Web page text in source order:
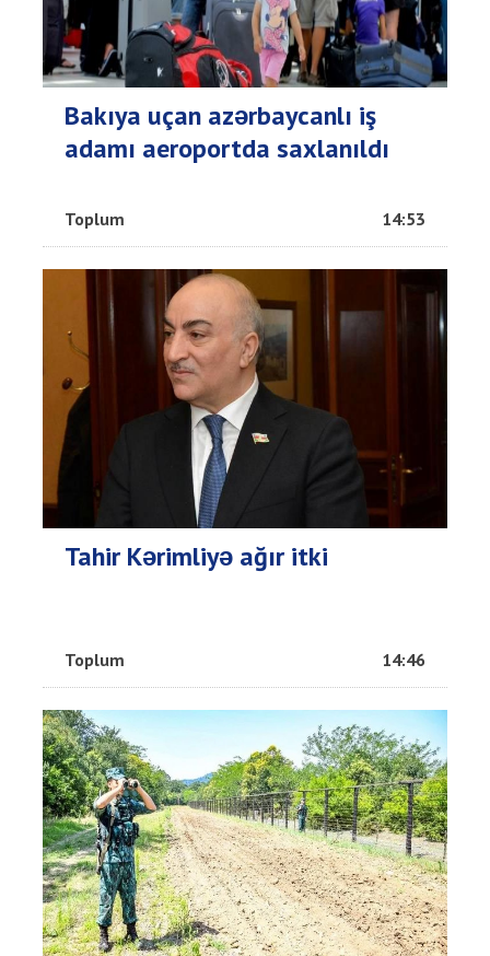
Bakıya uçan azərbaycanlı iş
adamı aeroportda saxlanıldı
Toplum 14:53
Tahir Kərimliyə ağır itki
Toplum 14:46